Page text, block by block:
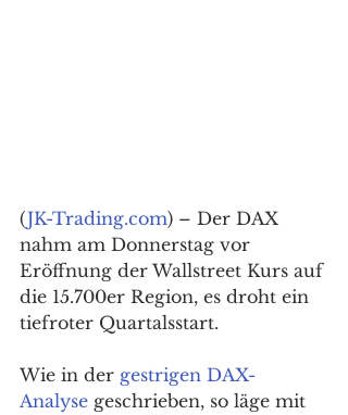
(JK-Trading.com) – Der DAX
nahm am Donnerstag vor
Eröffnung der Wallstreet Kurs auf
die 15.700er Region, es droht ein
tiefroter Quartalsstart.
Wie in der gestrigen DAX-
Analyse geschrieben, so läge mit